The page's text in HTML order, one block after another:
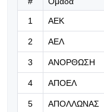
1 ΑΕΚ
2 ΑΕΛ
3 ΑΝΟΡΘΩΣΗ
4 ΑΠΟΕΛ
5 ΑΠΟΛΛΩΝΑΣ